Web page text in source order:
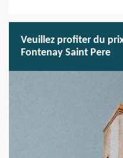
Veuillez profiter du
Fontenay Saint Pere